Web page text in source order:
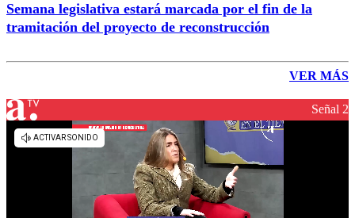
Semana legislativa estará marcada por el fin de la
tramitación del proyecto de reconstrucción
VER MÁS
Señal 2